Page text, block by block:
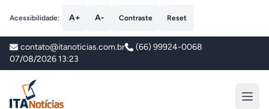
Acessibilidade: A+ A- Contraste Reset
contato@itanoticias.com.br
(66) 99924-0068
07/08/2026 13:23
ITA Notícias